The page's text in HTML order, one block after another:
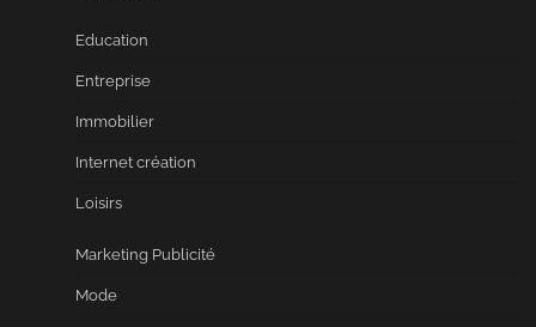
Education
Entreprise
Immobilier
Internet création
Loisirs
Marketing Publicité
Mode